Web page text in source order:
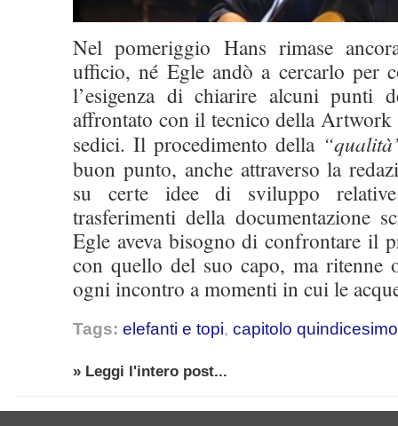
Nel pomeriggio Hans rimase
ufficio, né Egle andò a cercarlo per
l’esigenza di chiarire alcuni punti
affrontato con il tecnico della
sedici. Il procedimento della
buon punto, anche attraverso la
su certe idee di sviluppo
trasferimenti della documentazione
Egle aveva bisogno di confrontare il
con quello del suo capo, ma ritenne
ogni incontro a momenti in cui le
Tags: elefanti e topi, capitolo quindicesimo
» Leggi l'intero post...